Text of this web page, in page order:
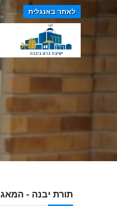
לאתר באנגלית
תורת יבנה -